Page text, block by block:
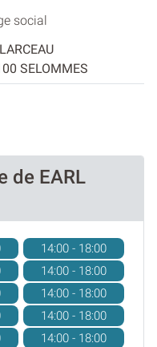
social
SELOMMES
de EARL
14:00 - 18:00
14:00 - 18:00
14:00 - 18:00
14:00 - 18:00
14:00 - 18:00